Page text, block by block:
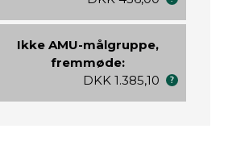
Ikke AMU-målgruppe,
fremmøde:
DKK 1.385,10